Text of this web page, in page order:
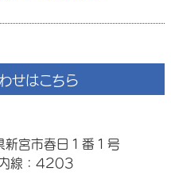
せはこちら
宮市春日１番１号
線：4203